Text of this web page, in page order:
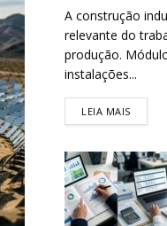
A construção
relevante do
produção.
instalações...
LEIA MAIS